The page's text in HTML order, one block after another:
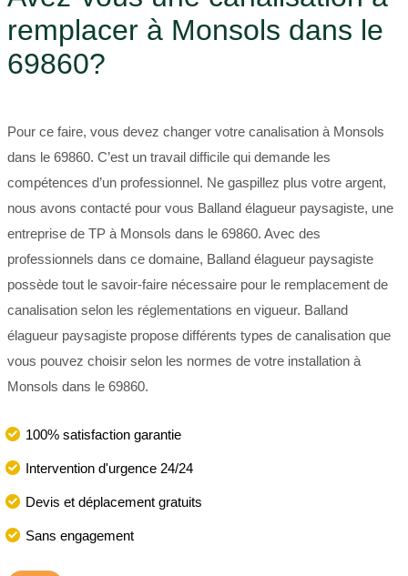
remplacer à Monsols dans le
69860?
Pour ce faire, vous devez changer votre canalisation à Monsols
dans le 69860. C’est un travail difficile qui demande les
compétences d’un professionnel. Ne gaspillez plus votre argent,
nous avons contacté pour vous Balland élagueur paysagiste, une
entreprise de TP à Monsols dans le 69860. Avec des
professionnels dans ce domaine, Balland élagueur paysagiste
possède tout le savoir-faire nécessaire pour le remplacement de
canalisation selon les réglementations en vigueur. Balland
élagueur paysagiste propose différents types de canalisation que
vous pouvez choisir selon les normes de votre installation à
Monsols dans le 69860.
100% satisfaction garantie
Intervention d'urgence 24/24
Devis et déplacement gratuits
Sans engagement